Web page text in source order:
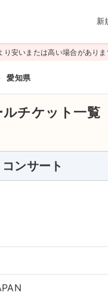
新
安いまたは高い場合がありま
愛知県
ルチケット一覧
ンサート